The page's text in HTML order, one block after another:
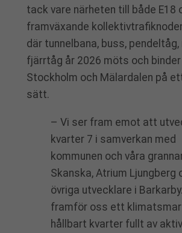
tack vare närheten till både E18
framväxande
där tunnelbana, buss,
fjärrtåg år 2026 möts och binder
Stockholm och Mälardalen på
sätt.
– Vi ser fram emot att
kvarter 7 i samverkan med
kommunen och våra
Skanska, Atrium Ljungberg
övriga utvecklare i
framför oss ett
hållbart kvarter fullt av